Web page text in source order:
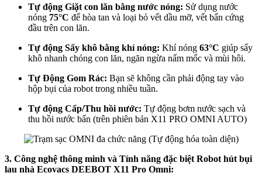
Tự động Giặt con lăn bằng nước nóng: Sử dụng nước
nóng 75°C để hòa tan và loại bỏ vết dầu mỡ, vết bẩn cứng
đầu trên con lăn.
Tự động Sấy khô bằng khí nóng: Khí nóng 63°C giúp sấy
khô nhanh chóng con lăn, ngăn ngừa nấm mốc và mùi hôi.
Tự Động Gom Rác: Bạn sẽ không cần phải động tay vào
hộp bụi của robot trong nhiều tuần.
Tự động Cấp/Thu hồi nước: Tự động bơm nước sạch và
thu hồi nước bẩn (trên phiên bản X11 PRO OMNI AUTO)
3. Công nghệ thông minh và Tính năng đặc biệt Robot hút bụi
lau nhà Ecovacs DEEBOT X11 Pro Omni: